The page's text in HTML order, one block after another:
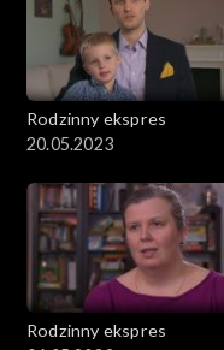
Rodzinny ekspres
20.05.2023
Rodzinny ekspres